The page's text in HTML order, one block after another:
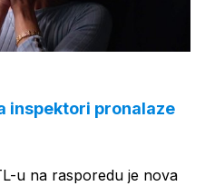
inspektori pronalaze
u na rasporedu je nova